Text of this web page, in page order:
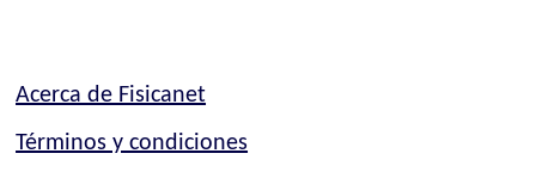
Acerca de Fisicanet
Términos y condiciones